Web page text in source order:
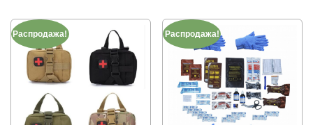
Распродажа! Распродажа!